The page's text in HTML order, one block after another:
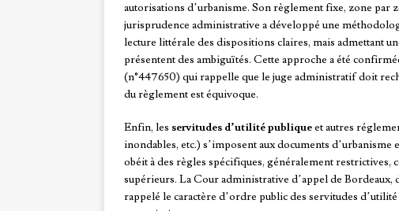
autorisations d’urbanisme. Son règlement fixe, zone par
jurisprudence administrative a développé une
lecture littérale des dispositions claires, mais admettant
présentent des ambiguïtés. Cette approche a été
(n°447650) qui rappelle que le juge administratif doit
du règlement est équivoque.
Enfin, les servitudes d’utilité publiqueet autres
inondables, etc.) s’imposent aux documents
obéit à des règles spécifiques, généralement
supérieurs. La Cour administrative d’appel de Bordeaux,
rappelé le caractère d’ordre public des servitudes